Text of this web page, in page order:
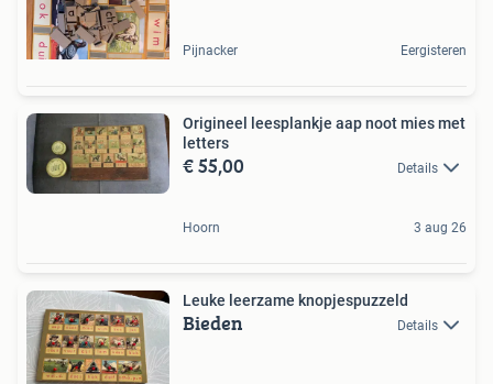
Pijnacker Eergisteren
Origineel leesplankje aap noot mies met
letters
€ 55,00 Details
Hoorn 3 aug 26
Leuke leerzame knopjespuzzeld
Bieden Details